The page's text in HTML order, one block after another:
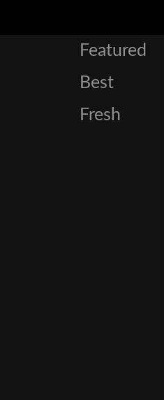
Featured
Best
Fresh